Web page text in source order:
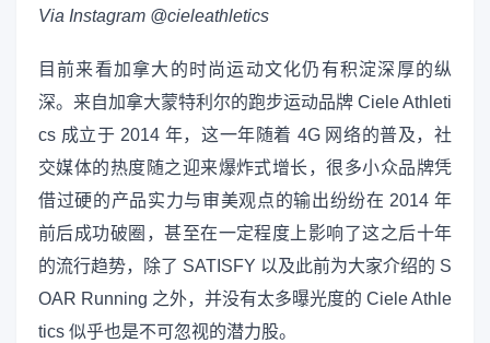
Via Instagram @cieleathletics
目前来看加拿大的时尚运动文化仍有积淀深厚的纵
深。来自加拿大蒙特利尔的跑步运动品牌 Ciele Athleti
cs 成立于 2014 年，这一年随着 4G 网络的普及，社
交媒体的热度随之迎来爆炸式增长，很多小众品牌凭
借过硬的产品实力与审美观点的输出纷纷在 2014 年
前后成功破圈，甚至在一定程度上影响了这之后十年
的流行趋势，除了 SATISFY 以及此前为大家介绍的 S
OAR Running 之外，并没有太多曝光度的 Ciele Athle
tics 似乎也是不可忽视的潜力股。